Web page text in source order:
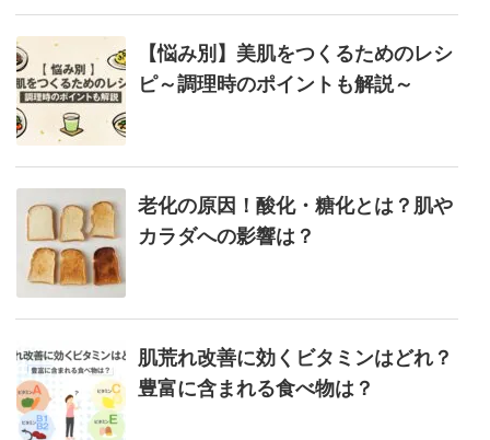
*
肌
の
潤
い
を
保
持
「ホ
イ
ト
ポ
【悩み別】美肌をつくるためのレシ
ピ～調理時のポイントも解説～
老化の原因！酸化・糖化とは？肌や
カラダへの影響は？
肌荒れ改善に効くビタミンはどれ？
豊富に含まれる食べ物は？